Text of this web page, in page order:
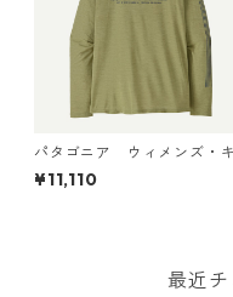
パタゴニア ウィメンズ・キ
ャプリーン・クール・デイリ
ー・フーディ（ハット・トリ
¥11,110
最近